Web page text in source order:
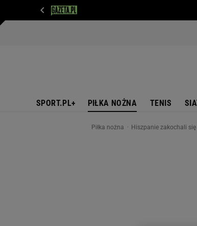
SPORT.PL+ PIŁKA NOŻNA TENIS
Piłka nożna Hiszpanie zakochali